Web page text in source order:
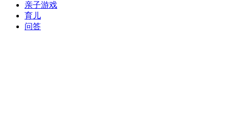
亲子游戏
育儿
问答